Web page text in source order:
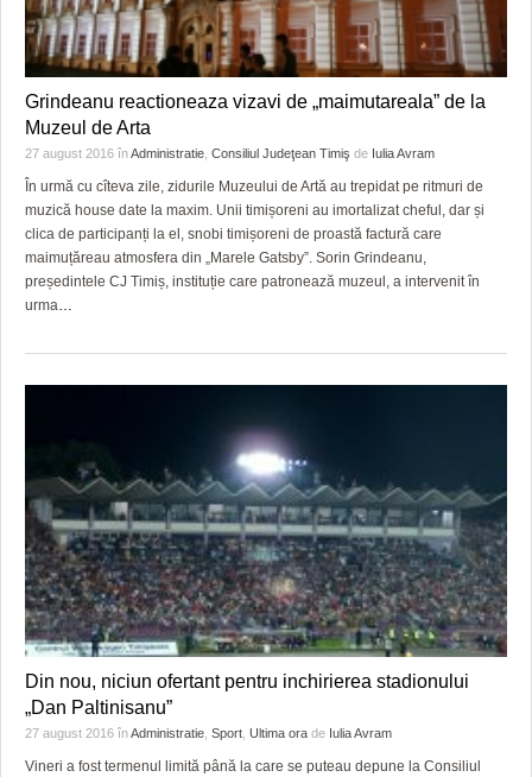
Grindeanu reactioneaza vizavi de „maimutareala” de la
Muzeul de Arta
27 august 2016 înAdministratie Consiliul Judeţean Timiş de Iulia Avram
În urmă cu cîteva zile, zidurile Muzeului de Artă au trepidat pe ritmuri de
muzică house date la maxim. Unii timișoreni au imortalizat cheful, dar și
clica de participanți la el, snobi timișoreni de proastă factură care
maimuțăreau atmosfera din „Marele Gatsby”. Sorin Grindeanu,
președintele CJ Timiș, instituție care patronează muzeul, a intervenit în
urma…
Din nou, niciun ofertant pentru inchirierea stadionului
„Dan Paltinisanu”
27 august 2016 înAdministratie, Sport, Ultima ora de Iulia Avram
Vineri a fost termenul limită până la care se puteau depune la Consiliul